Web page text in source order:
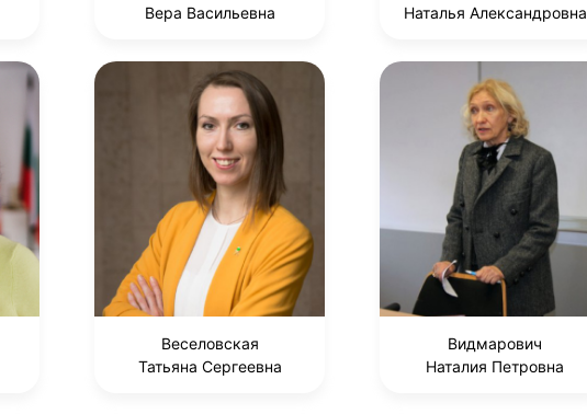
Вера Васильевна
Наталья Александровна
Веселовская
Татьяна Сергеевна
Видмарович
Наталия Петровна